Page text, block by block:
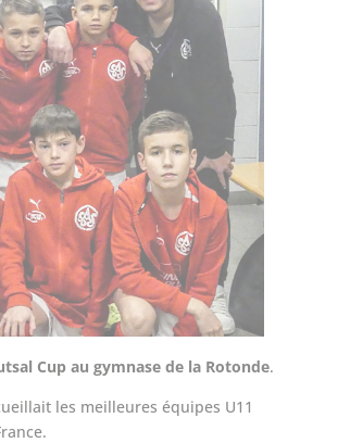
Cup au gymnase de la Rotonde.
les meilleures équipes U11